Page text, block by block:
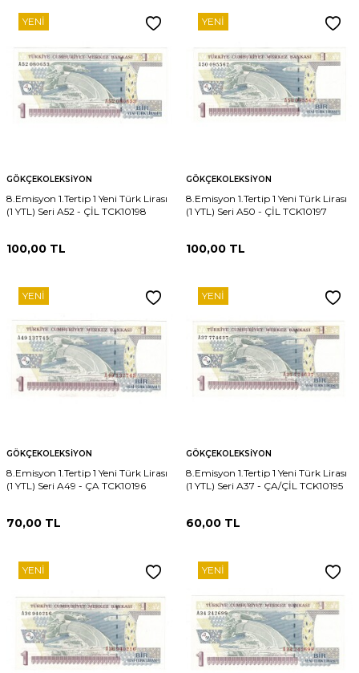
YENI
GÖKÇEKOLEKSIYON
8.Emisyon 1.Tertip 1 Yeni Türk Lirası
(1 YTL) Seri A52 - ÇİL TCK10198
100,00 TL
YENI
GÖKÇEKOLEKSIYON
8.Emisyon 1.Tertip 1 Yeni Türk Lirası
(1 YTL) Seri A50 - ÇİL TCK10197
100,00 TL
YENI
GÖKÇEKOLEKSIYON
8.Emisyon 1.Tertip 1 Yeni Türk Lirası
(1 YTL) Seri A49 - ÇA TCK10196
70,00 TL
YENI
GÖKÇEKOLEKSIYON
8.Emisyon 1.Tertip 1 Yeni Türk Lirası
(1 YTL) Seri A37 - ÇA/ÇİL TCK10195
60,00 TL
YENI YENI